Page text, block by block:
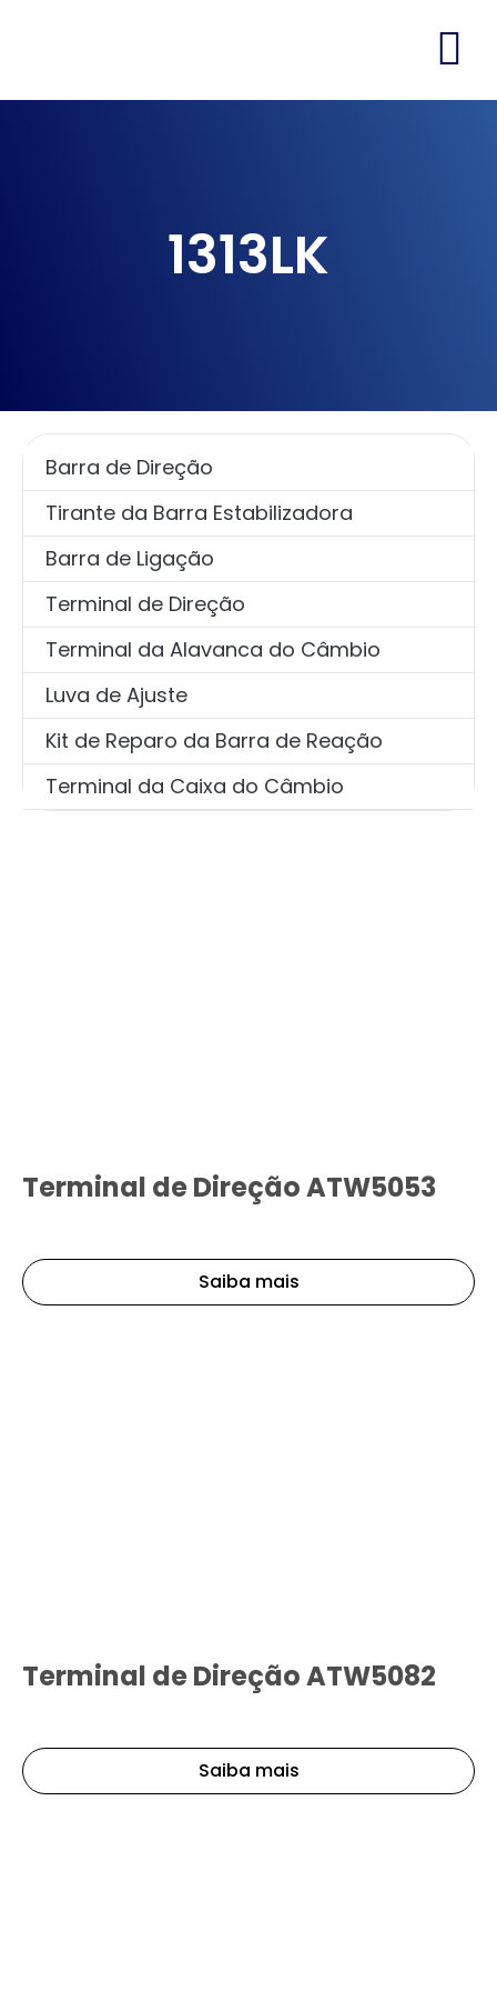
1313LK
Barra de Direção
Tirante da Barra Estabilizadora
Barra de Ligação
Terminal de Direção
Terminal da Alavanca do Câmbio
Luva de Ajuste
Kit de Reparo da Barra de Reação
Terminal da Caixa do Câmbio
Terminal de Direção ATW5053
Saiba mais
Terminal de Direção ATW5082
Saiba mais